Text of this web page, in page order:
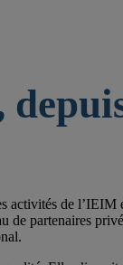
activités de
de partenaires